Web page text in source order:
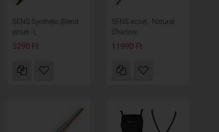
SENS Synthetic Blend
ecset - L
5290 Ft
SENS ecset - Natural
Shadow
11990 Ft